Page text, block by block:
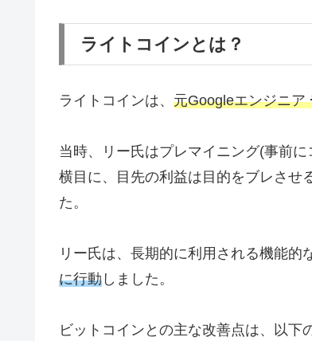
ライトコインとは？
ライトコインは、 元Googleエンジニア
当時、リー氏はプレマイニング(事前
横目に、目先の利益は目的をブレさせ
た。
リー氏は、長期的に利用される機能的
に行動 しました。
ビットコインとの主な改善点は、以下